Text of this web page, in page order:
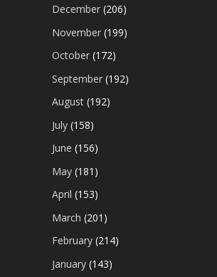
December(206)
November(199)
October(172)
September(192)
August(192)
July(158)
June(156)
May(181)
April(153)
March(201)
February(214)
January(143)